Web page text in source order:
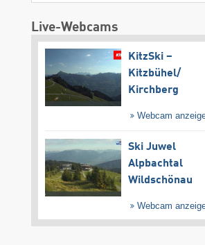
Live-Webcams
KitzSki –
Kitzbühel/​
Kirchberg
Webcam
Ski Juwel
Alpbachtal
Wildschönau
Webcam